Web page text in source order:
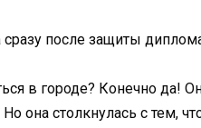
после защиты
в городе? Конечно да!
Но она столкнулась с тем,